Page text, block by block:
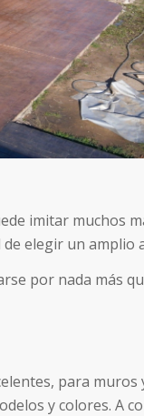
imitar muchos
elegir un amplio
por nada más
para muros
y colores. A